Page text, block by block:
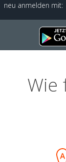
neu anmelden mit:
Wie